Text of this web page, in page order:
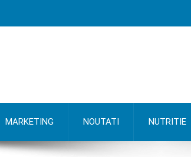
MARKETING NOUTATI NUTRITIE